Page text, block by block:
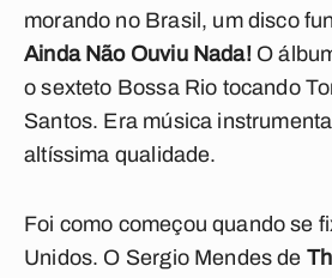
morando no Brasil, um disco
Ainda Não Ouviu Nada!O
o sexteto Bossa Rio tocando
Santos. Era música
altíssima qualidade.
Foi como começou quando se
Unidos. O Sergio Mendes de